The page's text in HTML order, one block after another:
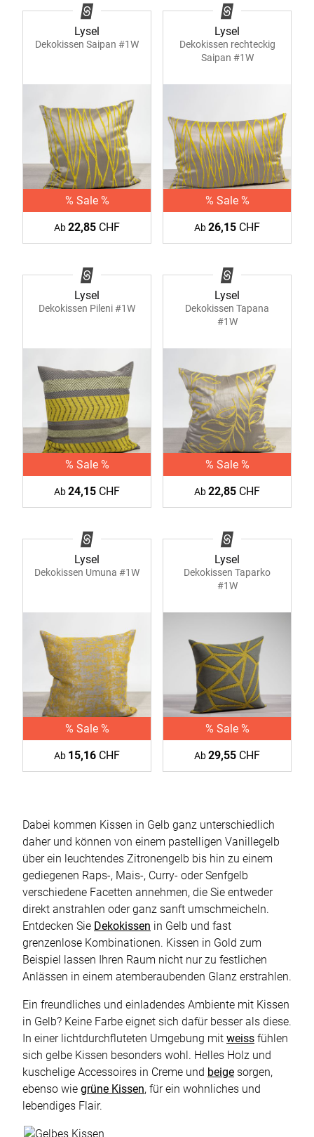
Lysel
Dekokissen Saipan #1W
% Sale %
Ab22,85 CHF
Lysel
Dekokissen rechteckig
Saipan #1W
% Sale %
Ab26,15 CHF
Lysel
Dekokissen Pileni #1W
% Sale %
Ab24,15 CHF
Lysel
Dekokissen Tapana
#1W
% Sale %
Ab22,85 CHF
Lysel
Dekokissen Umuna #1W
% Sale %
Ab 15,16 CHF
Lysel
Dekokissen Taparko
#1W
% Sale %
Ab29,55 CHF
Dabei kommen Kissen in Gelb ganz unterschiedlich
daher und können von einem pastelligen Vanillegelb
über ein leuchtendes Zitronengelb bis hin zu einem
gediegenen Raps-, Mais-, Curry- oder Senfgelb
verschiedene Facetten annehmen, die Sie entweder
direkt anstrahlen oder ganz sanft umschmeicheln.
Entdecken Sie Dekokissen in Gelb und fast
grenzenlose Kombinationen. Kissen in Gold zum
Beispiel lassen Ihren Raum nicht nur zu festlichen
Anlässen in einem atemberaubenden Glanz erstrahlen.
Ein freundliches und einladendes Ambiente mit Kissen
in Gelb? Keine Farbe eignet sich dafür besser als diese.
In einer lichtdurchfluteten Umgebung mit weiss fühlen
sich gelbe Kissen besonders wohl. Helles Holz und
kuschelige Accessoires in Creme und beige sorgen,
ebenso wie grüne Kissen, für ein wohnliches und
lebendiges Flair.